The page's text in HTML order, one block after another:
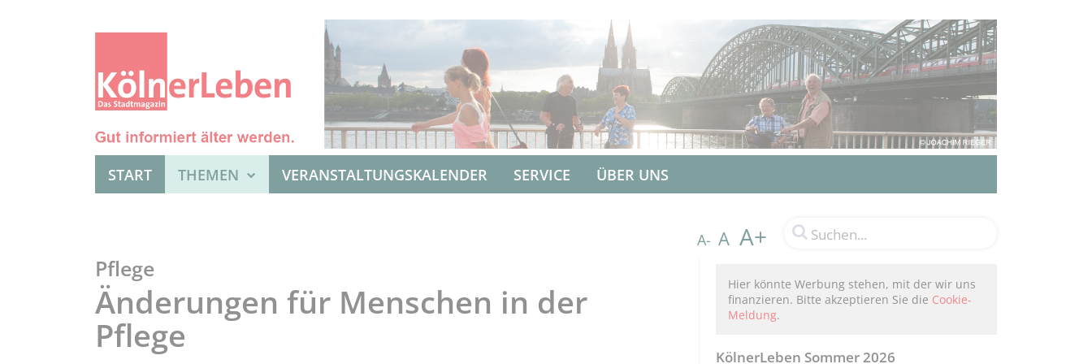
START THEMEN VERANSTALTUNGSKALENDER SERVICE ÜBER UNS
A- A A+
Pflege
Änderungen für Menschen in der
Pflege
Hier könnte Werbung stehen, mit der wir uns
finanzieren. Bitte akzeptieren Sie die Cookie-
Meldung.
KölnerLeben Sommer 2026